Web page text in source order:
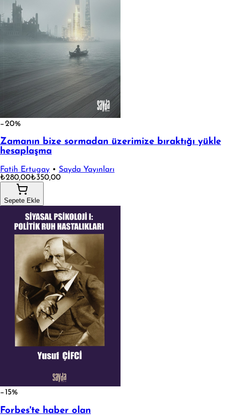
−20%
Zamanın bize sormadan üzerimize bıraktığı yükle
hesaplaşma
Fatih Ertugay • Sayda Yayınları
₺280,00₺350,00
Sepete Ekle
−15%
Forbes'te haber olan